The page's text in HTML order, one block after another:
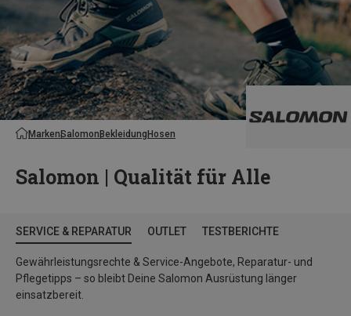
MarkenSalomonBekleidungHosen
Salomon | Qualität für Alle
SERVICE & REPARATUR OUTLET TESTBERICHTE
Gewährleistungsrechte & Service-Angebote, Reparatur- und
Pflegetipps – so bleibt Deine Salomon Ausrüstung länger
einsatzbereit.